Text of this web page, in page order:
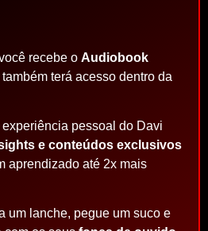
recebe o Audiobook
terá acesso dentro da
pessoal do Davi
e conteúdos exclusivos
aprendizado até 2x mais
um lanche, pegue um suco e